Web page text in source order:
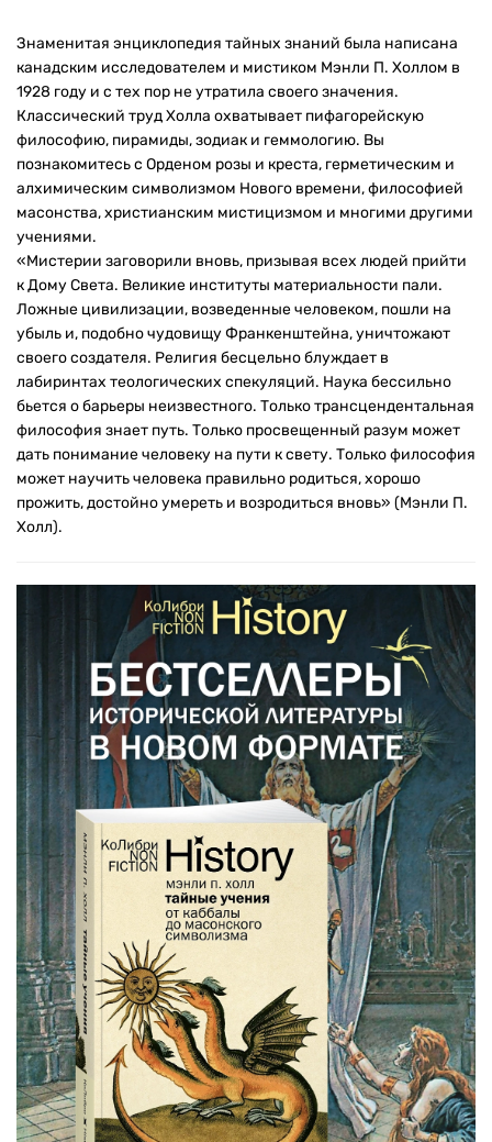
Знаменитая энциклопедия тайных знаний была написана
канадским исследователем и мистиком Мэнли П. Холлом в
1928 году и с тех пор не утратила своего значения.
Классический труд Холла охватывает пифагорейскую
философию, пирамиды, зодиак и геммологию. Вы
познакомитесь с Орденом розы и креста, герметическим и
алхимическим символизмом Нового времени, философией
масонства, христианским мистицизмом и многими другими
учениями.
«Мистерии заговорили вновь, призывая всех людей прийти
к Дому Cвета. Великие институты материальности пали.
Ложные цивилизации, возведенные человеком, пошли на
убыль и, подобно чудовищу Франкенштейна, уничтожают
своего создателя. Религия бесцельно блуждает в
лабиринтах теологических спекуляций. Наука бессильно
бьется о барьеры неизвестного. Только трансцендентальная
философия знает путь. Только просвещенный разум может
дать понимание человеку на пути к свету. Только философия
может научить человека правильно родиться, хорошо
прожить, достойно умереть и возродиться вновь» (Мэнли П.
Холл).